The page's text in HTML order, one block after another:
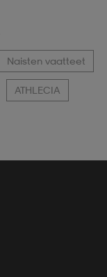
Naisten vaatteet
ATHLECIA